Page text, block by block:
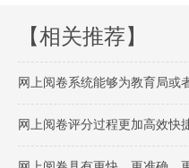
【相关推荐】
网上阅卷系统能够为教育局或
网上阅卷评分过程更加高效快